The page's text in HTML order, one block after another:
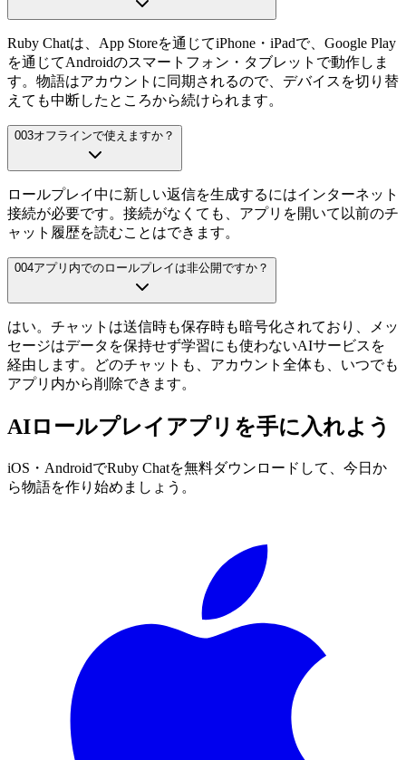
Ruby Chatは、App Storeを通じてiPhone・iPadで、Google Play
を通じてAndroidのスマートフォン・タブレットで動作しま
す。物語はアカウントに同期されるので、デバイスを切り替
えても中断したところから続けられます。
003オフラインで使えますか？
ロールプレイ中に新しい返信を生成するにはインターネット
接続が必要です。接続がなくても、アプリを開いて以前のチ
ャット履歴を読むことはできます。
004アプリ内でのロールプレイは非公開ですか？
はい。チャットは送信時も保存時も暗号化されており、メッ
セージはデータを保持せず学習にも使わないAIサービスを
経由します。どのチャットも、アカウント全体も、いつでも
アプリ内から削除できます。
AIロールプレイアプリを手に入れよう
iOS・AndroidでRuby Chatを無料ダウンロードして、今日か
ら物語を作り始めましょう。